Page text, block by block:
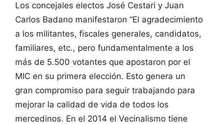
Los concejales electos José Cestari y Juan
Carlos Badano manifestaron “El agradecimiento
a los militantes, fiscales generales, candidatos,
familiares, etc., pero fundamentalmente a los
más de 5.500 votantes que apostaron por el
MIC en su primera elección. Esto genera un
gran compromiso para seguir trabajando para
mejorar la calidad de vida de todos los
mercedinos. En el 2014 el Vecinalismo tiene